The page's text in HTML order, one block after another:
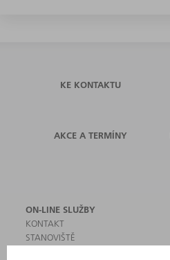
KE KONTAKTU
AKCE A TERMÍNY
ON-LINE SLUŽBY
KONTAKT
STANOVIŠTĚ